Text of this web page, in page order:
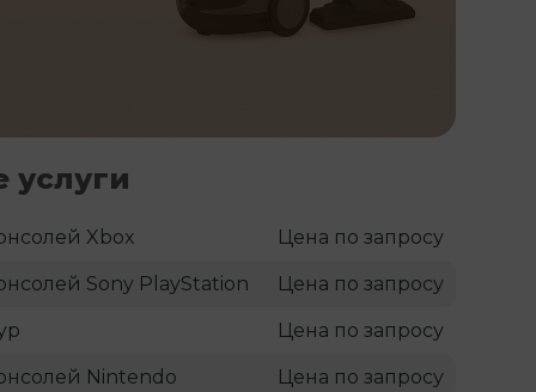
услуги
Xbox Цена по запросу
Sony PlayStation Цена по запросу
Цена по запросу
Nintendo Цена по запросу